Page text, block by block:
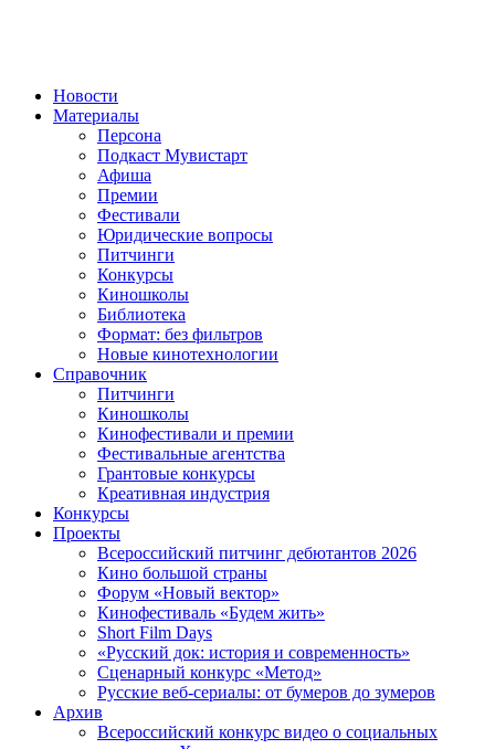
Новости
Материалы
Персона
Подкаст Мувистарт
Афиша
Премии
Фестивали
Юридические вопросы
Питчинги
Конкурсы
Киношколы
Библиотека
Формат: без фильтров
Новые кинотехнологии
Справочник
Питчинги
Киношколы
Кинофестивали и премии
Фестивальные агентства
Грантовые конкурсы
Креативная индустрия
Конкурсы
Проекты
Всероссийский питчинг дебютантов 2026
Кино большой страны
Форум «Новый вектор»
Кинофестиваль «Будем жить»
Short Film Days
«Русский док: история и современность»
Сценарный конкурс «Метод»
Русские веб-сериалы: от бумеров до зумеров
Архив
Всероссийский конкурс видео о социальных